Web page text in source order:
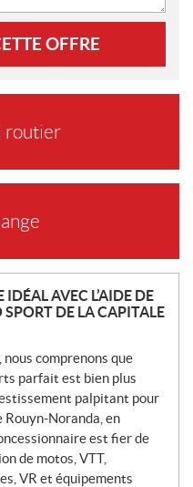
OFFRE
routier
AVEC L’AIDE DE
DE LA CAPITALE
comprenons que
parfait est bien plus
palpitant pour
Noranda, en
est fier de
de motos, VTT,
VR et équipements